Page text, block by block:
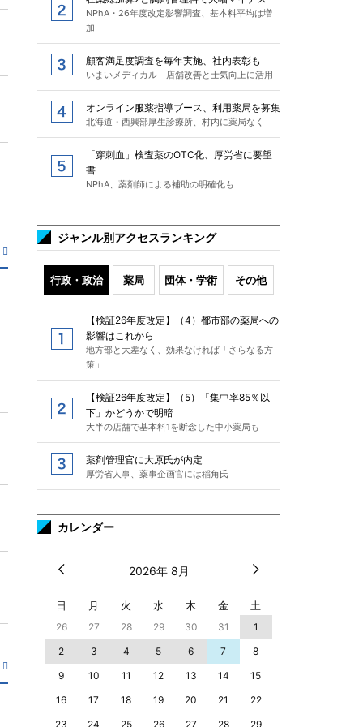
NPhA・26年度改定影響調査、基本料平均は増
加
顧客満足度調査を毎年実施、社内表彰も
いまいメディカル 店舗改善と士気向上に活用
オンライン服薬指導ブース、利用薬局を募集
北海道・西興部厚生診療所、村内に薬局なく
「穿刺血」検査薬のOTC化、厚労省に要望
書
NPhA、薬剤師による補助の明確化も
ジャンル別アクセスランキング
行政・政治 薬局 団体・学術 その他
【検証26年度改定】（4）都市部の薬局への
影響はこれから
地方部と大差なく、効果なければ「さらなる方
策」
【検証26年度改定】（5）「集中率85％以
下」かどうかで明暗
大半の店舗で基本料1を断念した中小薬局も
薬剤管理官に大原氏が内定
厚労省人事、薬事企画官には稲角氏
カレンダー
2026年 8月
日 月 火 水 木 金 土
26 27 28 29 30 31
1
2
3 4 5 6 7
8
9
10 11 12 13 14
15
16
17 18 19 20 21
22
23
24 25 26 27 28 29